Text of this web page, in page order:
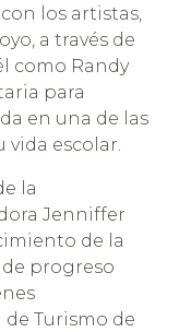
los artistas,
a través de
como Randy
para
en una de las
vida escolar.
la
Jenniffer
de la
progreso
Turismo de